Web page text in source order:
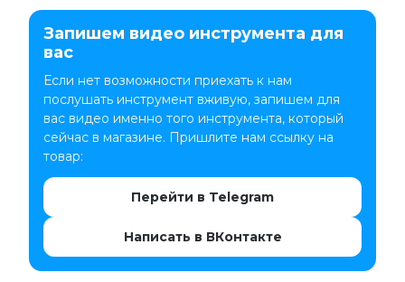
Запишем видео инструмента для
вас
Если нет возможности приехать к нам
послушать инструмент вживую, запишем для
вас видео именно того инструмента, который
сейчас в магазине. Пришлите нам ссылку на
товар:
Перейти в Telegram
Написать в ВКонтакте